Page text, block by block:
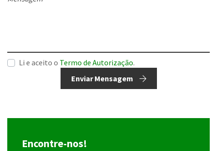
Li e aceito o Termo de Autorização.
Enviar Mensagem
Encontre-nos!